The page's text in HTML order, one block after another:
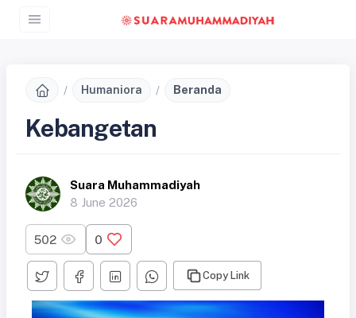
Humaniora Beranda
Kebangetan
Suara Muhammadiyah
8 June 2026
502 0
Copy Link